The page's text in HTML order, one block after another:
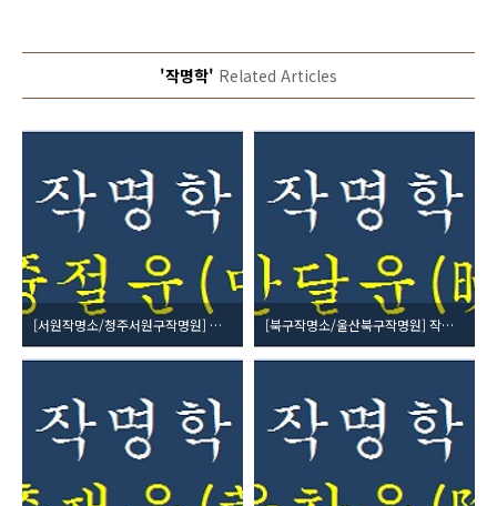
'작명학' Related Articles
[서원작명소/청주서원구작명원] 작명학 27획 - 중절운(中折運) [북구작명소/울산북구작명원] 작명학 26획 - 만달운(晩達運)